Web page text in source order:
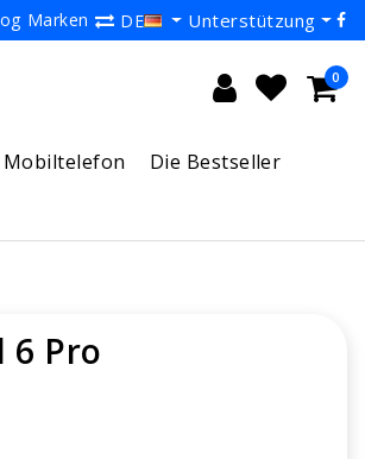
Marken DE Unterstützung
0
Mobiltelefon
Die Bestseller
6 Pro